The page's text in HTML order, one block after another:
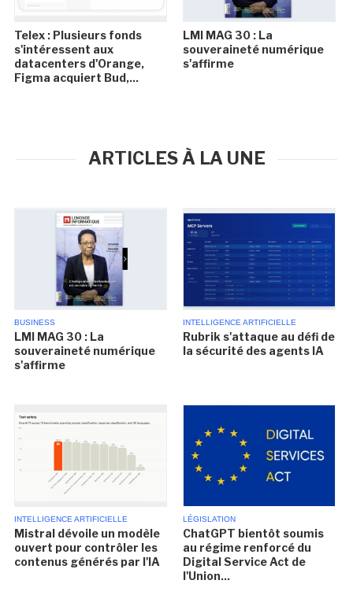
Telex : Plusieurs fonds
s'intéressent aux
datacenters d'Orange,
Figma acquiert Bud,...
LMI MAG 30 : La
souveraineté numérique
s'affirme
ARTICLES À LA UNE
BUSINESS
LMI MAG 30 : La
souveraineté numérique
s'affirme
INTELLIGENCE ARTIFICIELLE
Rubrik s'attaque au défi de
la sécurité des agents IA
INTELLIGENCE ARTIFICIELLE
Mistral dévoile un modèle
ouvert pour contrôler les
contenus générés par l'IA
LÉGISLATION
ChatGPT bientôt soumis
au régime renforcé du
Digital Service Act de
l'Union...